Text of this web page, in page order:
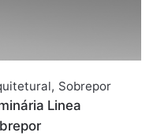
, Sobrepor
Linea